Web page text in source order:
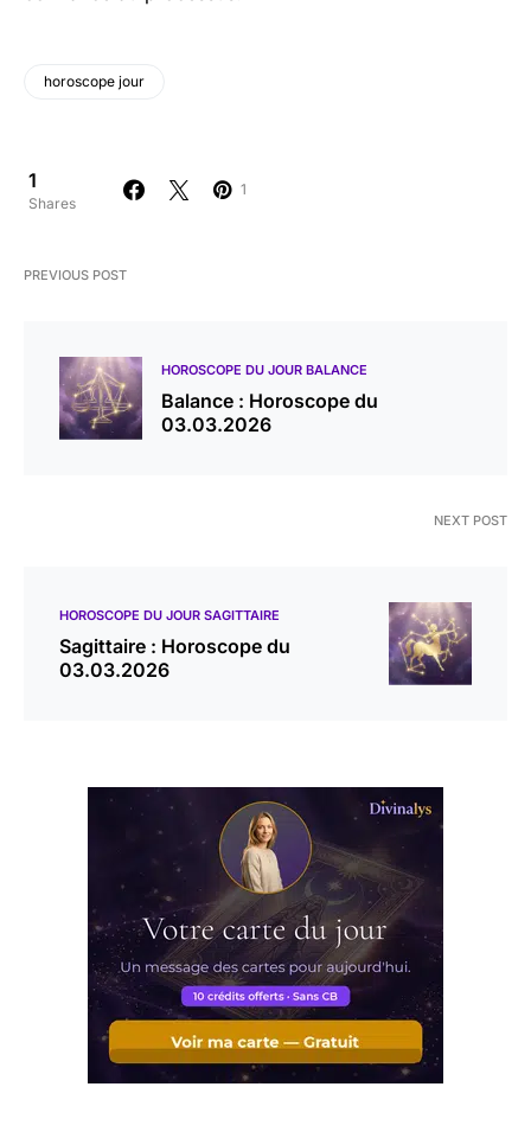
horoscope jour
1
Shares
1
PREVIOUS POST
HOROSCOPE DU JOUR BALANCE
Balance : Horoscope du
03.03.2026
NEXT POST
HOROSCOPE DU JOUR SAGITTAIRE
Sagittaire : Horoscope du
03.03.2026